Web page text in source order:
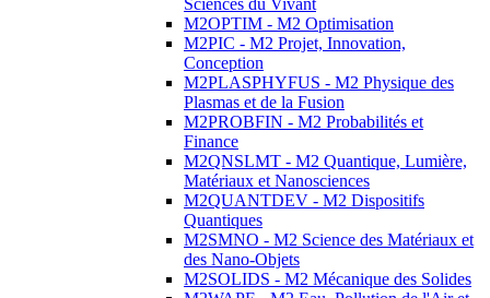
Sciences du Vivant
M2OPTIM - M2 Optimisation
M2PIC - M2 Projet, Innovation,
Conception
M2PLASPHYFUS - M2 Physique des
Plasmas et de la Fusion
M2PROBFIN - M2 Probabilités et
Finance
M2QNSLMT - M2 Quantique, Lumière,
Matériaux et Nanosciences
M2QUANTDEV - M2 Dispositifs
Quantiques
M2SMNO - M2 Science des Matériaux et
des Nano-Objets
M2SOLIDS - M2 Mécanique des Solides